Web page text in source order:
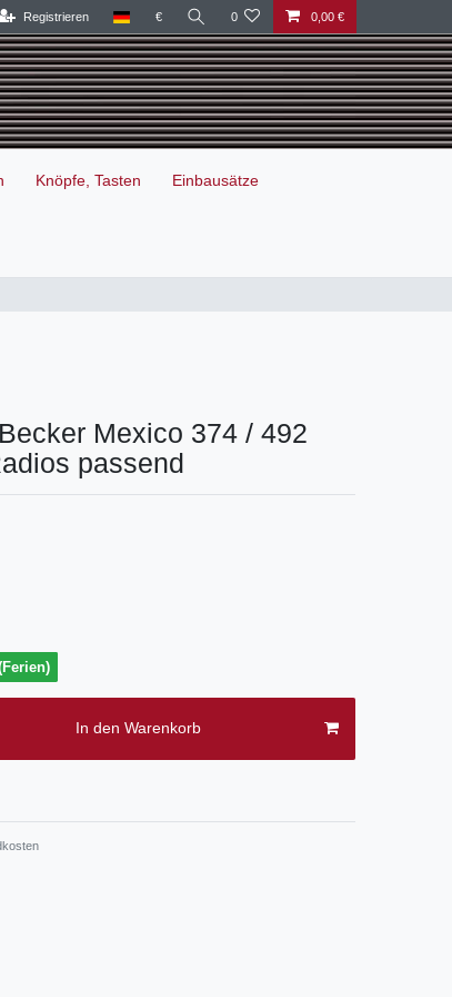
Registrieren € 0 0,00 €
Knöpfe, Tasten Einbausätze
Mexico 374 / 492
passend
In den Warenkorb